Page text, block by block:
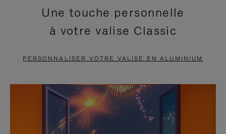
EN
PAUSE,
APPUYEZ
POUR
METTRE
VIDÉO
EST
DÉSACTIVÉ.
CLIQUER
POUR
RÉACTIVER
Une touche personnelle
à votre valise Classic
PERSONNALISER VOTRE VALISE EN ALUMINIUM